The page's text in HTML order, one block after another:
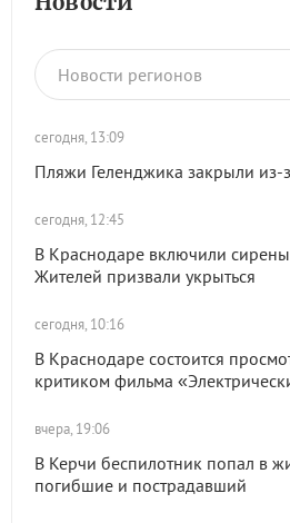
Новости регионов
сегодня, 13:09
Пляжи Геленджика закрыли из-
сегодня, 12:45
В Краснодаре включили
Жителей призвали укрыться
сегодня, 10:16
В Краснодаре состоится
критиком фильма
вчера, 19:06
В Керчи беспилотник попал в
погибшие и пострадавший